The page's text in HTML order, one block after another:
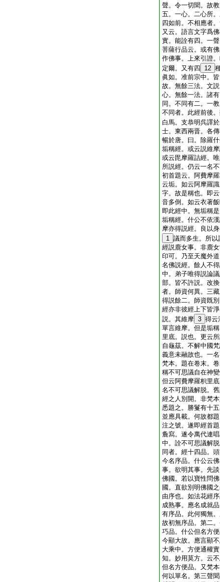
聲。令一切聞。故
五。一心。二心所
四如前。不相應者
又云。語言文字爲
實。能詮有四。一
菩薩行品云。或有
作佛事。上來引證
定爾。又有四
12
眞如。准前宗中。
故。無餘三法。文
心。無餘一法。諸
同。不同有二。一
不同者。此經前後
白馬。支恭明呉譯
士。東西兩晋。各
暢於唐。曰。除羅
垢稱經。或云説維
或云毘摩羅詰經。
所説經。仍云一名
初首題云。阿費摩
云垢。如云阿摩羅
字。故是稱也。即
音多倒。如云衣著
即此經中。無垢稱
垢稱經。什公不依
摩亦得説經。良以
1 議而多生。所
經説鹿女事。非鹿
印可。乃至天魔外
名佛説經。餘人不
中。弟子唯得説論
部。皆不許説。改
者。師資何異。三
得説餘二。師資既
經亦非彼經上下皆
説。其維摩 3 得云
單言維摩。但是垢
里底。説也。更云
自龜茲。不解中國
義意未融故也。一
梵本。題在卷末。
稱不可思議自在神
但云阿費摩羅枳里
名不可思議解脱。
經之人別開。非梵
悉題之。勝鬘有十
並應具載。何故都
注之號。遂即經首
麁寫。遂令萬代連
中。詮不可思議解
同者。經十四品。
今名序品。什公云
事。欲明其事。先
佛國。若以寶性問
國。直欲別明佛國
由序也。如法花經
成熟事。應名成就
有序品。此何獨無
故初無序品。第二
巧品。什公但名方
今顯大故。應言顯
大乘中。方便通權
知。妙用莫方。云
但名方便品。又梵
何以單名。第三聲